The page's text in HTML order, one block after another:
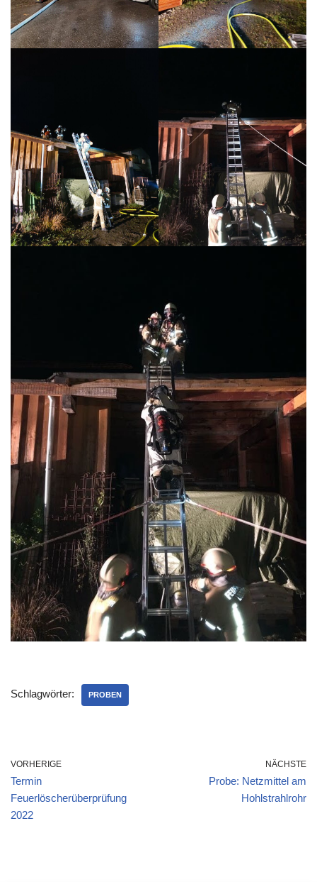
Schlagwörter: PROBEN
VORHERIGE
Termin
Feuerlöscherüberprüfung
2022
NÄCHSTE
Probe: Netzmittel am
Hohlstrahlrohr